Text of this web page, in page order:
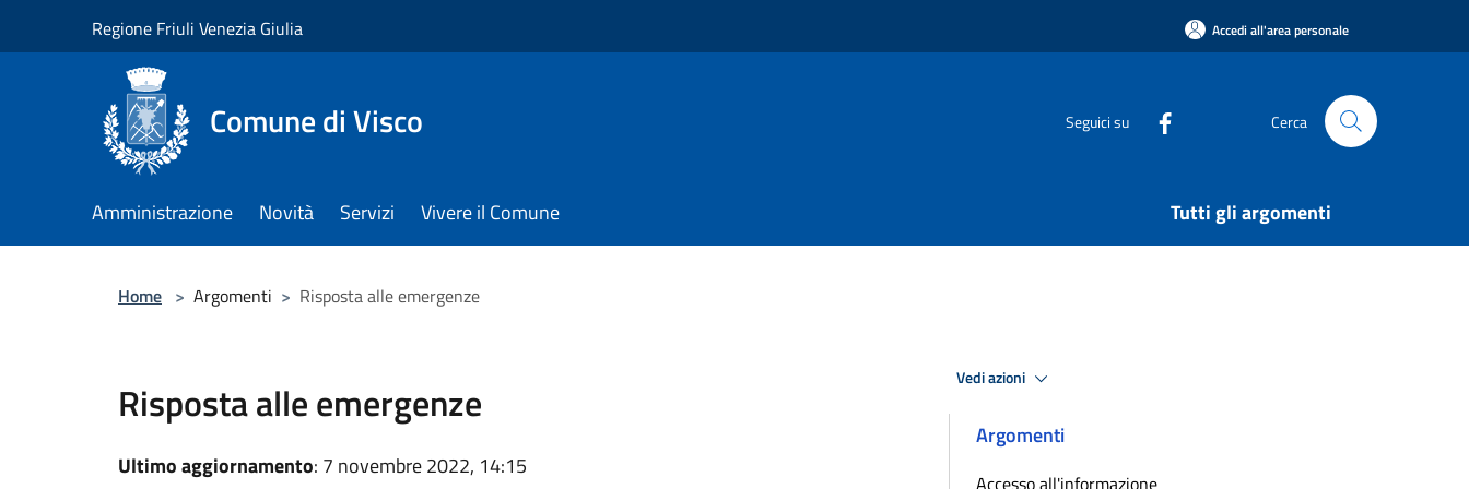
Regione Friuli Venezia Giulia Accedi all'area personale
Comune di Visco Seguici su Cerca
Amministrazione Novità Servizi Vivere il Comune Tutti gli argomenti
Home > Argomenti > Risposta alle emergenze
Risposta alle emergenze
Ultimo aggiornamento: 7 novembre 2022, 14:15
Vedi azioni
Argomenti
Accesso all'informazione